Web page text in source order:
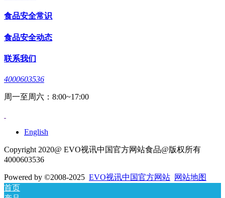
食品安全常识
食品安全动态
联系我们
4000603536
周一至周六：8:00~17:00
English
Copyright 2020@ EVO视讯中国官方网站食品@版权所有
4000603536
Powered by ©2008-2025 EVO视讯中国官方网站 网站地图
首页